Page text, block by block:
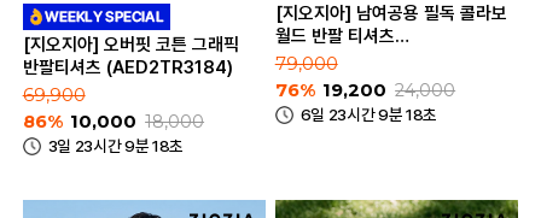
[지오지아] 오버핏 코튼 그래픽
반팔티셔츠 (AED2TR3184)
69,900
86% 10,000 18,000
3일 23시간 9분 18초
[지오지아] 남여공용 필독 콜라보
월드 반팔 티셔츠
(ABE2TR3184)
79,000
76% 19,200 24,000
6일 23시간 9분 18초